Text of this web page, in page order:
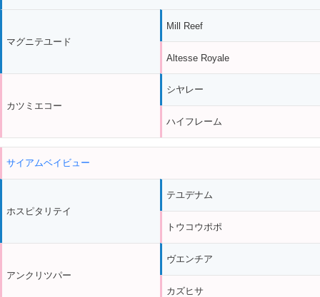
マグニテユード
カツミエコー
Mill Reef
Altesse Royale
シヤレー
ハイフレーム
サイアムベイビュー
ホスピタリテイ
アンクリツパー
テユデナム
トウコウポポ
ヴエンチア
カズヒサ